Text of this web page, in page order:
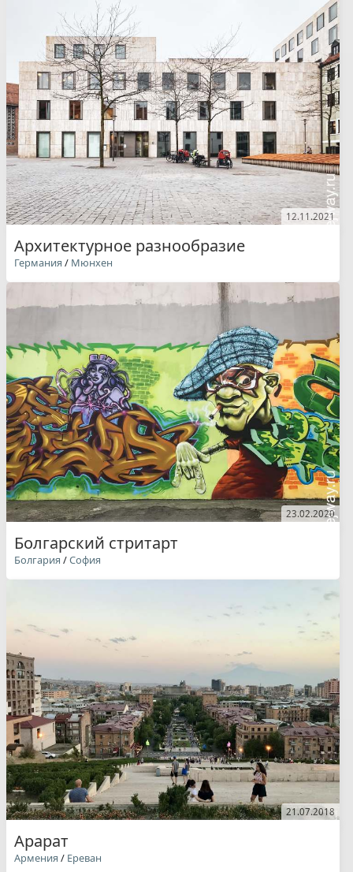
12.11.2021
Архитектурное разнообразие
Германия / Мюнхен
23.02.2020
Болгарский стритарт
Болгария /София
21.07.2018
Арарат
Армения / Ереван